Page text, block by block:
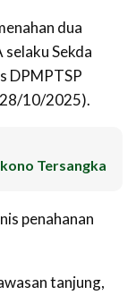
dua
Sekda
DPMPTSP
10/2025).
Tersangka
penahanan
tanjung,